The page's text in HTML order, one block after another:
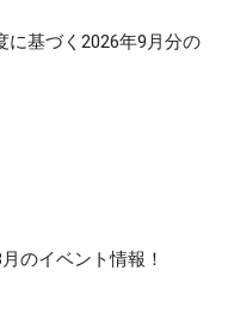
に基づく2026年9月分の
のイベント情報！